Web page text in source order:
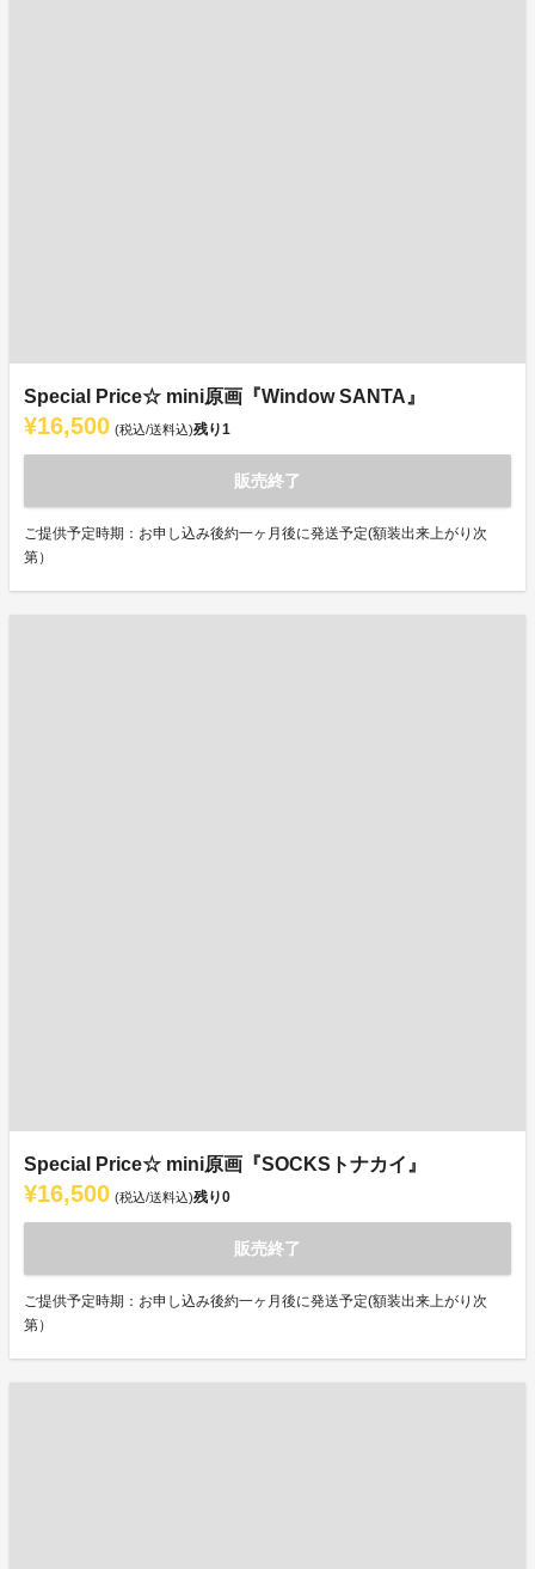
Special Price☆ mini原画『Window SANTA』
¥16,500 (税込/送料込)残り1
販売終了
ご提供予定時期：お申し込み後約一ヶ月後に発送予定(額装出来上がり次
第）
Special Price☆ mini原画『SOCKSトナカイ』
¥16,500 (税込/送料込)残り0
販売終了
ご提供予定時期：お申し込み後約一ヶ月後に発送予定(額装出来上がり次
第）